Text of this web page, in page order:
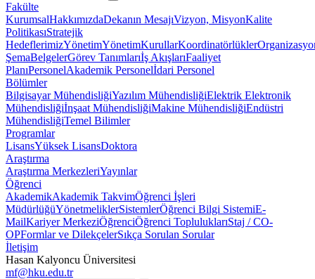
Fakülte
KurumsalHakkımızdaDekanın MesajıVizyon, MisyonKalite
PolitikasıStratejik
HedeflerimizYönetimYönetimKurullarKoordinatörlükler
ŞemaBelgelerGörev Tanımlarıİş AkışlarıFaaliyet
PlanıPersonelAkademik Personelİdari Personel
Bölümler
Bilgisayar MühendisliğiYazılım MühendisliğiElektrik Elektronik
Mühendisliğiİnşaat MühendisliğiMakine MühendisliğiEndüstri
MühendisliğiTemel Bilimler
Programlar
LisansYüksek LisansDoktora
Araştırma
Araştırma MerkezleriYayınlar
Öğrenci
AkademikAkademik TakvimÖğrenci İşleri
MüdürlüğüYönetmeliklerSistemlerÖğrenci Bilgi SistemiE-
MailKariyer MerkeziÖğrenciÖğrenci TopluluklarıStaj / CO-
OPFormlar ve DilekçelerSıkça Sorulan Sorular
İletişim
Hasan Kalyoncu Üniversitesi
mf@hku.edu.tr